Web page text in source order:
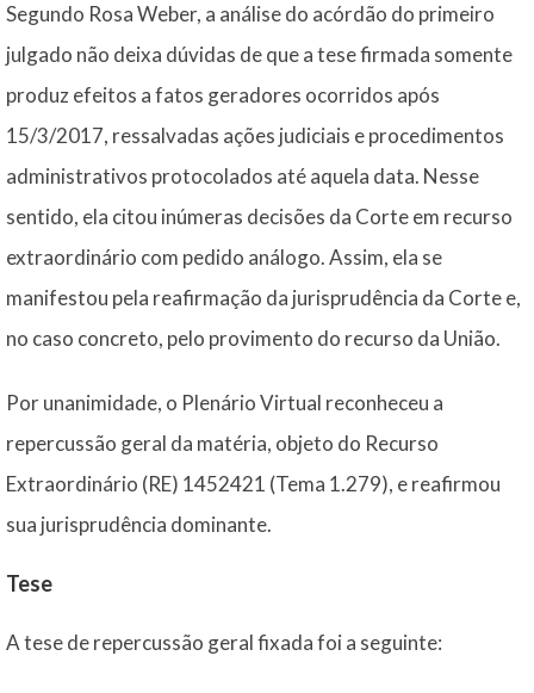
Segundo Rosa Weber, a análise do acórdão do primeiro
julgado não deixa dúvidas de que a tese firmada somente
produz efeitos a fatos geradores ocorridos após
15/3/2017, ressalvadas ações judiciais e procedimentos
administrativos protocolados até aquela data. Nesse
sentido, ela citou inúmeras decisões da Corte em recurso
extraordinário com pedido análogo. Assim, ela se
manifestou pela reafirmação da jurisprudência da Corte e,
no caso concreto, pelo provimento do recurso da União.
Por unanimidade, o Plenário Virtual reconheceu a
repercussão geral da matéria, objeto do Recurso
Extraordinário (RE) 1452421 (Tema 1.279), e reafirmou
sua jurisprudência dominante.
Tese
A tese de repercussão geral fixada foi a seguinte: